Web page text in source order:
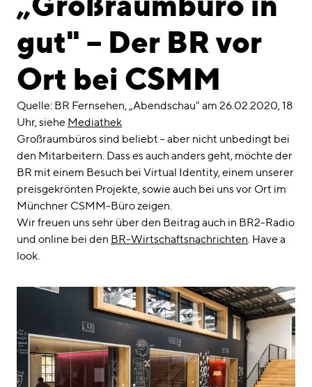
linkedininstagram
Deutsch
English
Impressum
Datenschutz
gut" – Der BR vor
Ort bei CSMM
Quelle: BR Fernsehen, „Abendschau" am 26.02.2020, 18
Uhr, siehe Mediathek
Großraumbüros sind beliebt - aber nicht unbedingt bei
den Mitarbeitern. Dass es auch anders geht, möchte der
BR mit einem Besuch bei Virtual Identity, einem unserer
preisgekrönten Projekte, sowie auch bei uns vor Ort im
Münchner CSMM-Büro zeigen.
Wir freuen uns sehr über den Beitrag auch in BR2-Radio
und online bei den BR-Wirtschaftsnachrichten. Have a
look.